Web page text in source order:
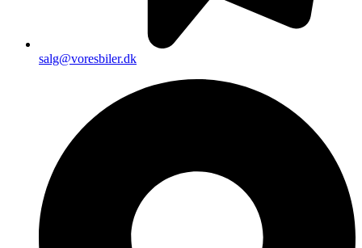
salg@voresbiler.dk